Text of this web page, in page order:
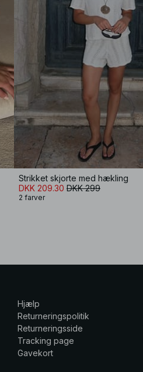
Strikket skjorte med hækling
DKK 209.30 DKK 299
2 farver
Hjælp
Returneringspolitik
Returneringsside
Tracking page
Gavekort